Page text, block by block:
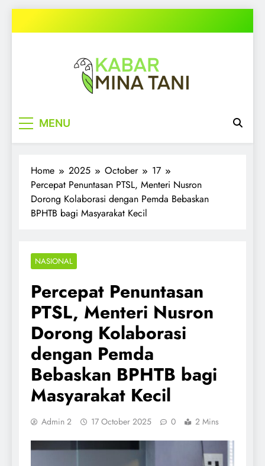
to
MENU
Home 2025 October
17
Percepat Penuntasan PTSL, Menteri Nusron
Dorong Kolaborasi dengan Pemda Bebaskan
BPHTB bagi Masyarakat Kecil
NASIONAL
Percepat Penuntasan
PTSL, Menteri Nusron
Dorong Kolaborasi
dengan Pemda
Bebaskan BPHTB bagi
Masyarakat Kecil
Admin 2 17 October 2025 0 2 Mins